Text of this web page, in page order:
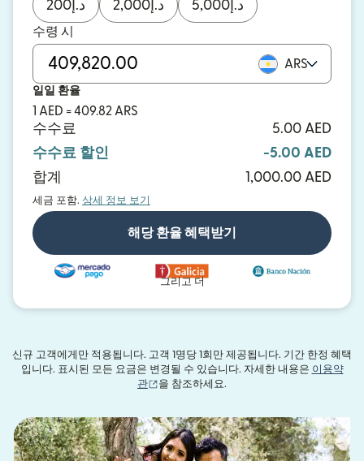
د.إ 200 د.إ 2,000 د.إ 5,000
수령 시
ARS
일일 환율
1 AED = 409.82 ARS
수수료
5.00 AED
수수료 할인
-5.00 AED
합계
1,000.00 AED
세금 포함. 상세 정보 보기
해당 환율 혜택받기
그리고 더
신규 고객에게만 적용됩니다. 고객 1명당 1회만 제공됩니다. 기간 한정 혜택
입니다. 표시된 모든 요금은 변경될 수 있습니다. 자세한 내용은 이용약
관
(새 창에서 열림)
을 참조하세요.